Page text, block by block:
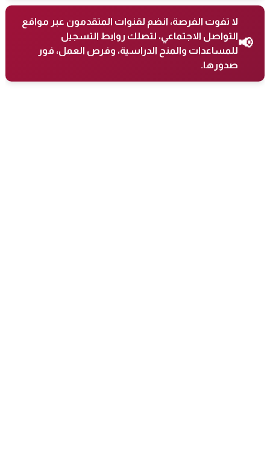
📢
لا تفوت الفرصة، انضم لقنوات المتقدمون عبر مواقع
التواصل الاجتماعي، لتصلك روابط التسجيل
للمساعدات والمنح الدراسية، وفرص العمل، فور
صدورها.